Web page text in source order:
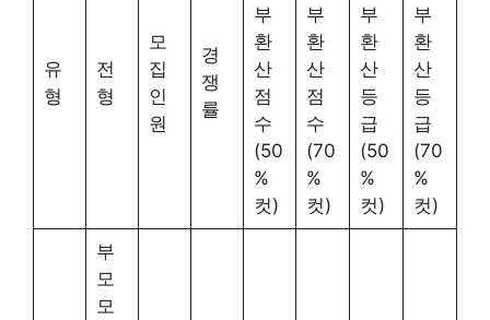
유
형
전
형
모
집
인
원
경
쟁
률
부
환
산
점
수
(50
%
컷)
부
환
산
점
수
(70
%
컷)
부
환
산
등
급
(50
%
컷)
부
환
산
등
급
(70
%
컷)
부
모
모